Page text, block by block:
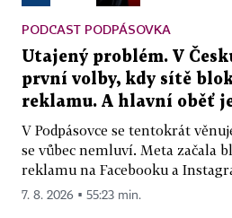
PODCAST PODPÁSOVKA
Utajený problém. V
první volby, kdy sítě
reklamu. A hlavní oběť
V Podpásovce se tentokrát
se vůbec nemluví. Meta začala
reklamu na Facebooku a
7. 8. 2026 ▪ 55:23 min.